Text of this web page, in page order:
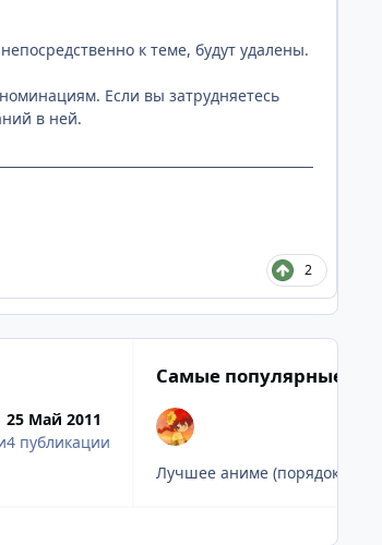
к теме, будут удалены.
Если вы затрудняетесь
в ней.
2
25 Май 2011
4 публикации
Самые популярные